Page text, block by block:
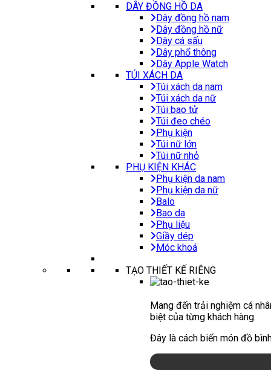
DÂY ĐỒNG HỒ DA
Dây đồng hồ nam
Dây đồng hồ nữ
Dây cá sấu
Dây phổ thông
Dây Apple Watch
TÚI XÁCH DA
Túi xách da nam
Túi xách da nữ
Túi bao tử
Túi đeo chéo
Phụ kiện
Túi nữ lớn
Túi nữ nhỏ
PHỤ KIỆN KHÁC
Phụ kiện da nam
Phụ kiện da nữ
Balo
Bao da
Phụ liệu
Giầy dép
Móc khoá
TẠO THIẾT KẾ RIÊNG
Mang đến trải nghiệm cá
biệt của từng khách hàng.
Đây là cách biến món đồ